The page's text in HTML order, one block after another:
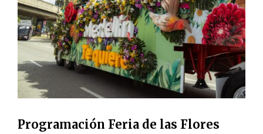
Programación Feria de las Flores